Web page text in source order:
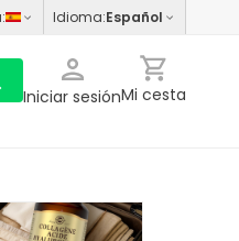
: Idioma:Español
Iniciar sesiónMi cesta